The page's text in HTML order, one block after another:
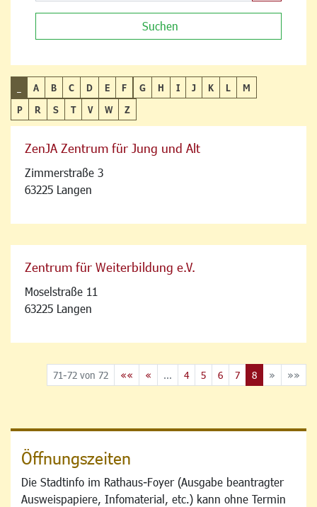
Suchen
A B C D E F G H I J K L
M
P
R S T V W Z
ZenJA Zentrum für Jung und Alt
Zimmerstraße 3
63225 Langen
Zentrum für Weiterbildung e.V.
Moselstraße 11
63225 Langen
71-72 von 72 «« « ... 4 5 6 7 8 » »»
Öffnungszeiten
Die Stadtinfo im Rathaus-Foyer (Ausgabe beantragter
Ausweispapiere, Infomaterial, etc.) kann ohne Termin